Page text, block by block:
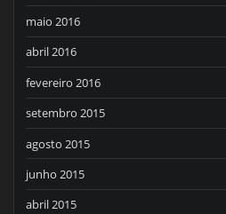
maio 2016
abril 2016
fevereiro 2016
setembro 2015
agosto 2015
junho 2015
abril 2015